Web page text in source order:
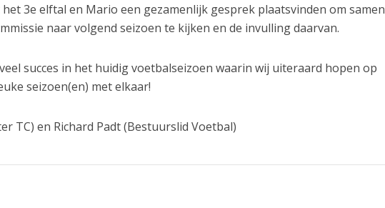
3e elftal en Mario een gezamenlijk gesprek plaatsvinden om samen
naar volgend seizoen te kijken en de invulling daarvan.
succes in het huidig voetbalseizoen waarin wij uiteraard hopen op
seizoen(en) met elkaar!
TC) en Richard Padt (Bestuurslid Voetbal)